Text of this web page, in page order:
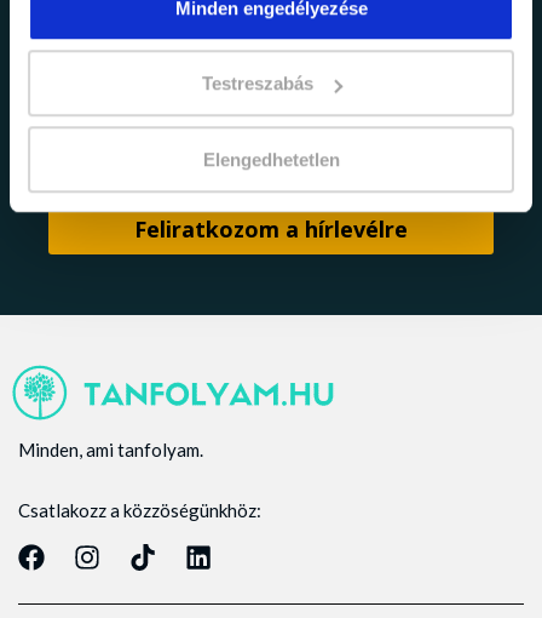
Minden engedélyezése
Testreszabás
Elengedhetetlen
adatkezelési tájékoztatóban
Minden, ami tanfolyam.
Csatlakozz a közzöségünkhöz: